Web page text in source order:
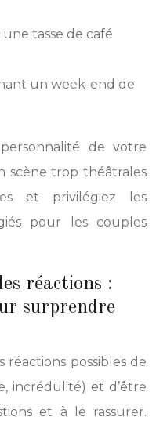
tasse de café
un week-end de
de votre
scène trop théâtrales
et privilégiez les
pour les couples
réactions :
surprendre
réactions possibles de
incrédulité) et d’être
et à le rassurer.